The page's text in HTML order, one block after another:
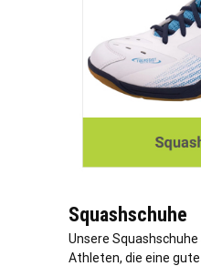
Squashschuhe
Unsere
Athleten, die eine